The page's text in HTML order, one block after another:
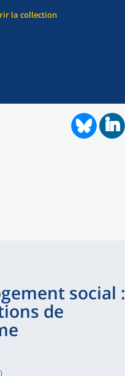
la collection
social :
de